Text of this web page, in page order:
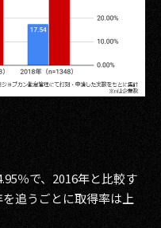
％で、2016年と比較す
追うごとに取得率は上